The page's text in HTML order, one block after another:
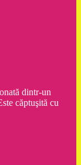
dintr-un
căptuşită cu